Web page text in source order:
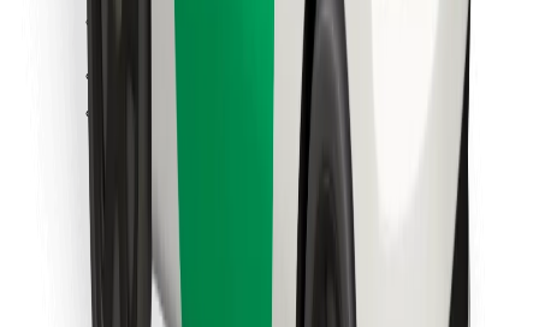
Pobierz aplikację Bolt
Znajdź swoje ulubione jedzenie!
Pobierz aplikację Bolt Food